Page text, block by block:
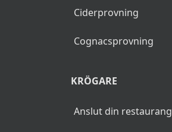
Ciderprovning
Cognacsprovning
KRÖGARE
Anslut din restaurang